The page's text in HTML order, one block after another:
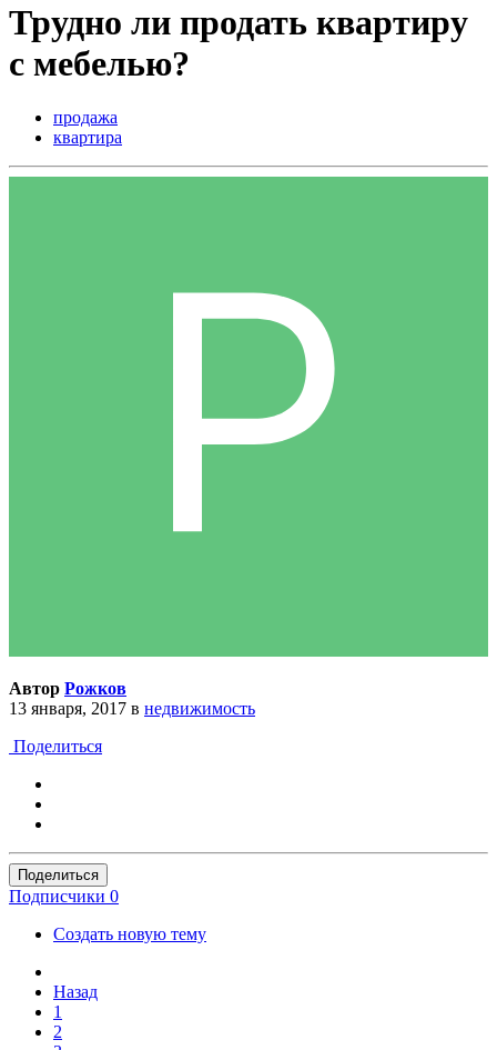
Трудно ли продать квартиру
с мебелью?
продажа
квартира
Автор Рожков
13 января, 2017 в недвижимость
Поделиться
Поделиться
Подписчики 0
Создать новую тему
Назад
1
2